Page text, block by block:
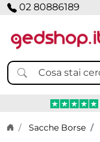
02 80886189
Home page
Sacche Borse